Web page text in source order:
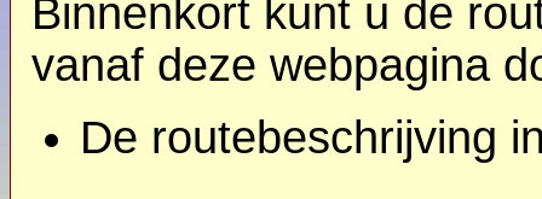
Binnenkort kunt u de
vanaf deze webpagina
De routebeschrijving